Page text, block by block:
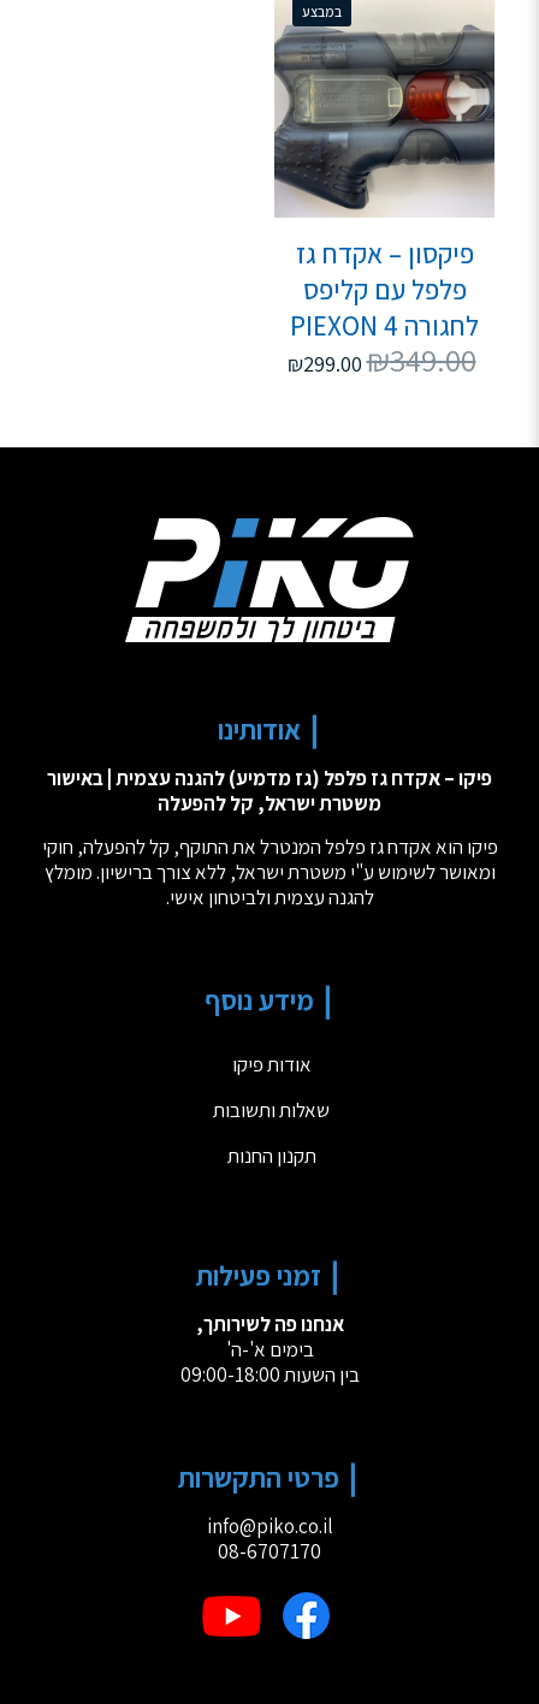
במבצע
פיקסון – אקדח גז
פלפל עם קליפס
לחגורה PIEXON 4
₪349.00
₪299.00
אודותינו
פיקו – אקדח גז פלפל (גז מדמיע) להגנה עצמית | באישור
משטרת ישראל, קל להפעלה
פיקו הוא אקדח גז פלפל המנטרל את התוקף, קל להפעלה, חוקי
ומאושר לשימוש ע"י משטרת ישראל, ללא צורך ברישיון. מומלץ
להגנה עצמית ולביטחון אישי.
מידע נוסף
אודות פיקו
שאלות ותשובות
תקנון החנות
זמני פעילות
אנחנו פה לשירותך,
בימים א'-ה'
בין השעות 09:00-18:00
פרטי התקשרות
info@piko.co.il
08-6707170